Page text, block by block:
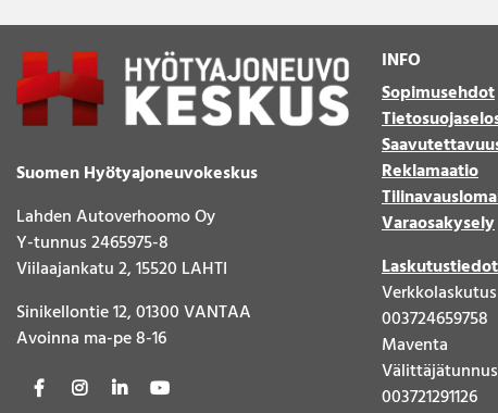
Suomen Hyötyajoneuvokeskus
Lahden Autoverhoomo Oy
Y-tunnus 2465975-8
Viilaajankatu 2, 15520 LAHTI
Sinikellontie 12, 01300 VANTAA
Avoinna ma-pe 8-16
INFO
Sopimusehdot
Reklamaatio
Varaosakysely
Verkkolaskutus
003724659758
Maventa
003721291126